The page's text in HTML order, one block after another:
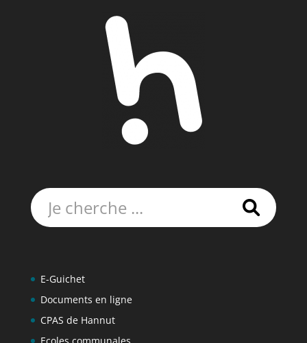
E-Guichet
Documents en ligne
CPAS de Hannut